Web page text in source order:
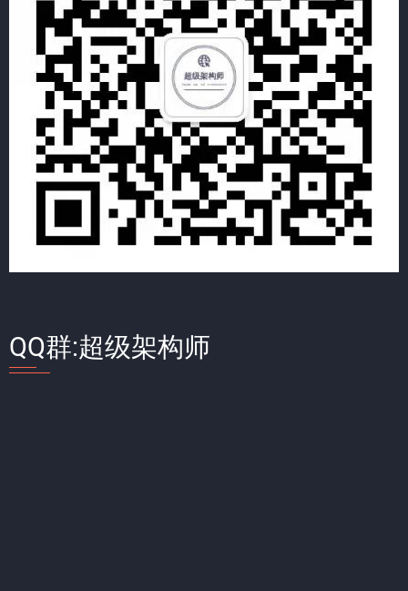
QQ群:超级架构师